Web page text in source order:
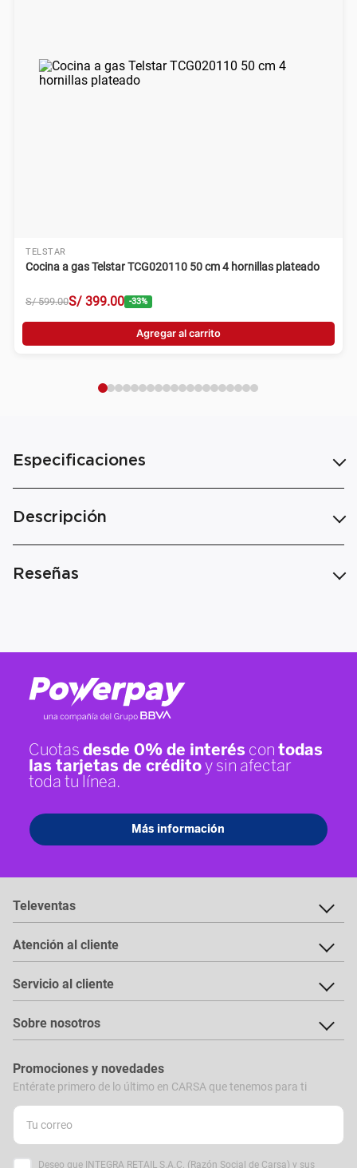
TELSTAR
Cocina a gas Telstar TCG020110 50 cm 4 hornillas plateado
S/ 599.00S/ 399.00 -33%
Agregar al carrito
Especificaciones
Descripción
Reseñas
Televentas
Atención al cliente
Servicio al cliente
Sobre nosotros
Promociones y novedades
Entérate primero de lo último en CARSA que tenemos para ti
Deseo que INTEGRA RETAIL S.A.C. (Razón Social de Carsa) y sus